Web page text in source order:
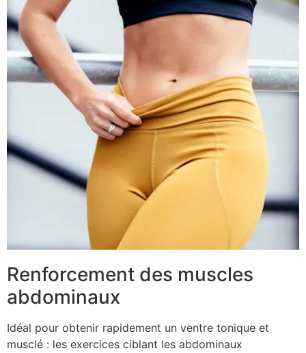
Renforcement des muscles
abdominaux
Idéal pour obtenir rapidement un ventre tonique et
musclé : les exercices ciblant les abdominaux